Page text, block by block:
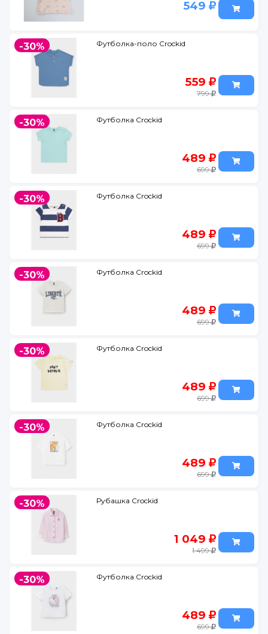
549
-30% Футболка-поло Crockid
559
799
-30% Футболка Crockid
489
699
-30% Футболка Crockid
489
699
-30% Футболка Crockid
489
699
-30% Футболка Crockid
489
699
-30% Футболка Crockid
489
699
-30% Рубашка Crockid
1 049
1 499
-30% Футболка Crockid
489
699